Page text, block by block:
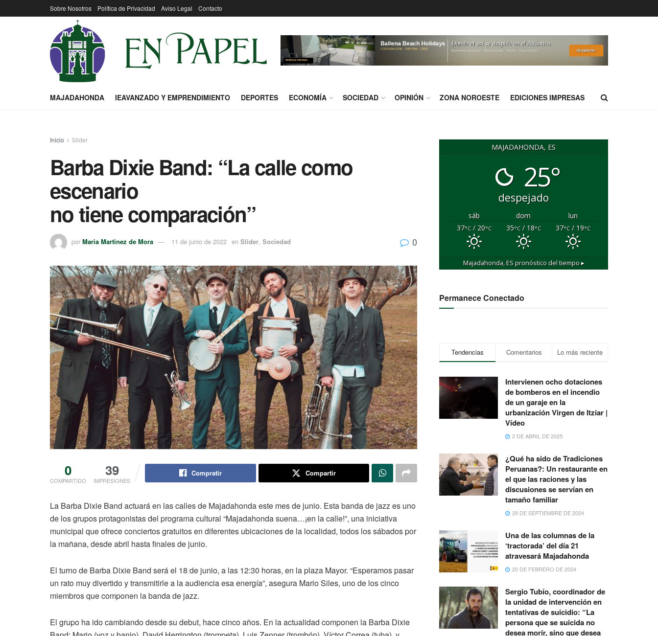
Sobre Nosotros Política de Privacidad Aviso Legal Contacto
MAJADAHONDA IEAVANZADO Y EMPRENDIMIENTO DEPORTES ECONOMÍA SOCIEDAD OPINIÓN ZONA NOROESTE EDICIONES IMPRESAS
Inicio Slider
Barba Dixie Band: “La calle como
escenario
no tiene comparación”
por Maria Martinez de Mora 11 de junio de 2022 en Slider, Sociedad 0
0
COMPARTIDO
39
IMPRESIONES
Compratir Compartir
La Barba Dixie Band actuará en las calles de Majadahonda este mes de junio. Esta banda de jazz es uno
de los grupos protagonistas del programa cultural “Majadahonda suena…¡en la calle!”, una iniciativa
municipal que ofrece conciertos gratuitos en diferentes ubicaciones de la localidad, todos los sábados por
la mañana, desde abril hasta finales de junio.
El turno de Barba Dixie Band será el 18 de junio, a las 12:30 horas, en la plaza Mayor. “Esperamos pasar
un rato muy divertido y transmitirle a la audiencia esa energía”, asegura Mario Siles, uno de los cinco
miembros que componen la banda de jazz.
El grupo ha ido cambiando desde su debut, hace cinco años. En la actualidad componen la Barba Dixie
MAJADAHONDA, ES
25°
despejado
sáb dom
lun
37°C/ 20°C 35°C/ 18°C 37°C/ 19°C
Majadahonda, ESpronóstico del tiempo ▸
Permanece Conectado
Tendencias Comentarios Lo más reciente
Intervienen ocho dotaciones
de bomberos en el incendio
de un garaje en la
urbanización Virgen de Itziar |
Vídeo
2 DE ABRIL DE 2025
¿Qué ha sido de Tradiciones
Peruanas?: Un restaurante en
el que las raciones y las
discusiones se servían en
tamaño familiar
29 DE SEPTIEMBRE DE 2024
Una de las columnas de la
‘tractorada’ del día 21
atravesará Majadahonda
20 DE FEBRERO DE 2024
Sergio Tubío, coordinador de
la unidad de intervención en
tentativas de suicidio: “La
persona que se suicida no
desea morir, sino que desea